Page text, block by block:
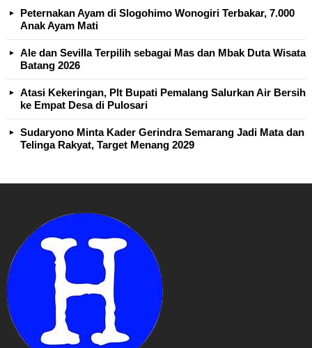
Peternakan Ayam di Slogohimo Wonogiri Terbakar, 7.000
Anak Ayam Mati
Ale dan Sevilla Terpilih sebagai Mas dan Mbak Duta Wisata
Batang 2026
Atasi Kekeringan, Plt Bupati Pemalang Salurkan Air Bersih
ke Empat Desa di Pulosari
Sudaryono Minta Kader Gerindra Semarang Jadi Mata dan
Telinga Rakyat, Target Menang 2029